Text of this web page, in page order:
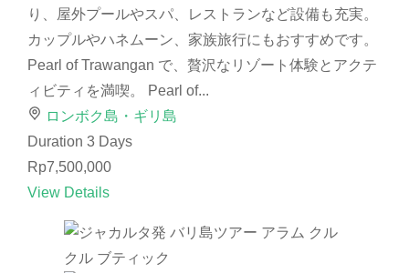
り、屋外プールやスパ、レストランなど設備も充実。
カップルやハネムーン、家族旅行にもおすすめです。
Pearl of Trawangan で、贅沢なリゾート体験とアクテ
ィビティを満喫。 Pearl of...
ロンボク島・ギリ島
Duration 3 Days
Rp7,500,000
View Details